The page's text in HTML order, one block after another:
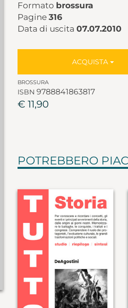
Formato brossura
Pagine 316
Data di uscita 07.07.2010
ACQUISTA
BROSSURA
ISBN 9788841863817
€ 11,90
POTREBBERO